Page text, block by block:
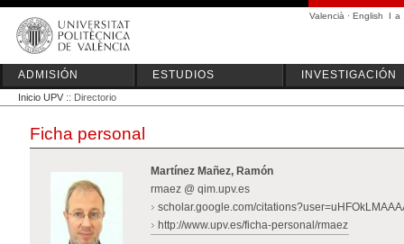
Valencià · English I a
ADMISIÓN ESTUDIOS INVESTIGACIÓN
Inicio UPV :: Directorio
Ficha personal
Martínez Mañez, Ramón
rmaez @ qim.upv.es
scholar.google.com/
http://www.upv.es/ficha-personal/rmaez